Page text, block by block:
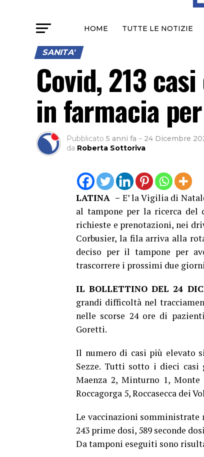
HOME TUTTE LE NOTIZIE
SANITA'
Covid, 213
in farmacia
Pubblicato 5 anni fa – 24 Dicembre
da Roberta Sottoriva
LATINA – E’ la Vigilia di
al tampone per la ricerca del
richieste e prenotazioni, nei
Corbusier, la fila arriva alla
deciso per il tampone per
trascorrere i prossimi due
IL BOLLETTINO DEL 24
grandi difficoltà nel
nelle scorse 24 ore di
Goretti.
Il numero di casi più elevato
Sezze. Tutti sotto i dieci
Maenza 2, Minturno 1,
Roccagorga 5, Roccasecca dei
Le vaccinazioni
243 prime dosi, 589 seconde
Da tamponi eseguiti sono